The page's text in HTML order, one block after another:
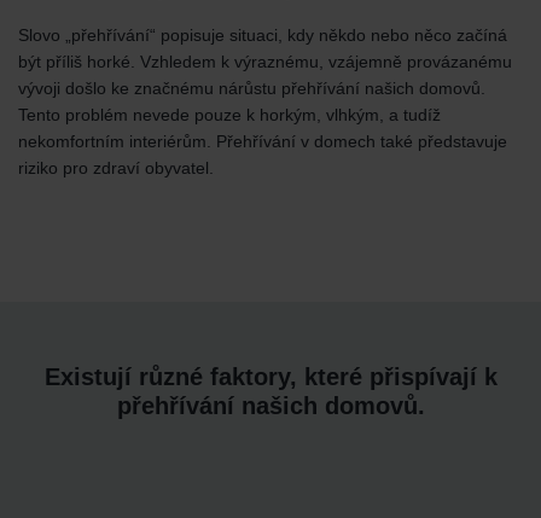
Slovo „přehřívání“ popisuje situaci, kdy někdo nebo něco začíná
být příliš horké. Vzhledem k výraznému, vzájemně provázanému
vývoji došlo ke značnému nárůstu přehřívání našich domovů.
Tento problém nevede pouze k horkým, vlhkým, a tudíž
nekomfortním interiérům. Přehřívání v domech také představuje
riziko pro zdraví obyvatel.
Existují různé faktory, které přispívají k
přehřívání našich domovů.